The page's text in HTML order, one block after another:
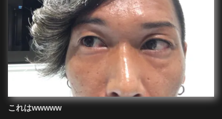
これはwwwww